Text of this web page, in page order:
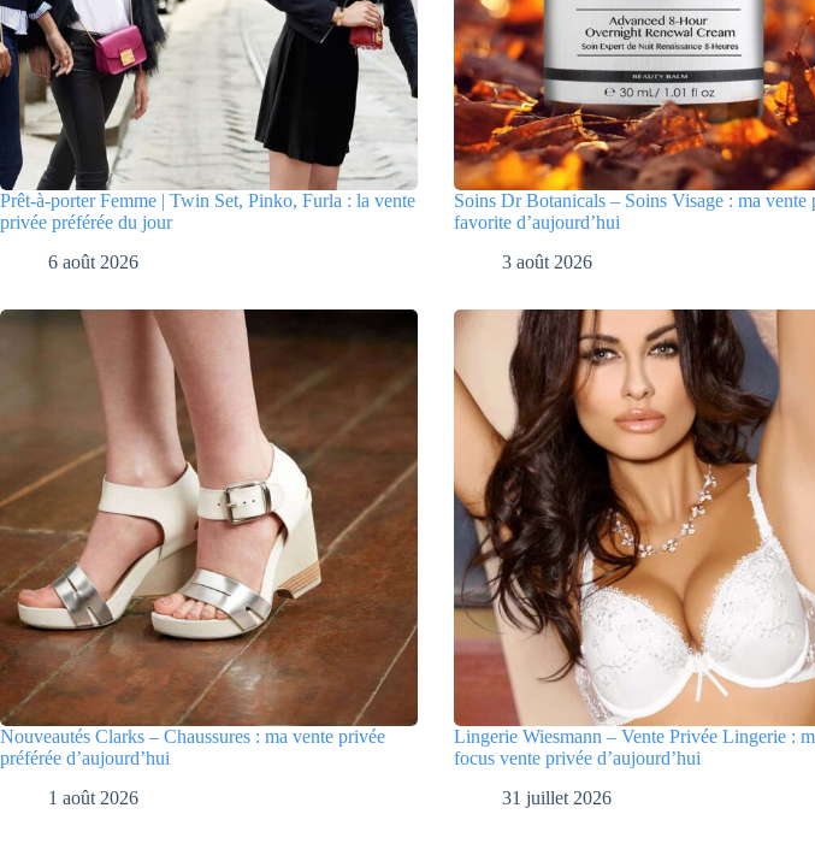
Prêt-à-porter Femme | Twin Set, Pinko, Furla : la vente
privée préférée du jour
6 août 2026
Soins Dr Botanicals – Soins Visage : ma vente
favorite d’aujourd’hui
3 août 2026
Nouveautés Clarks – Chaussures : ma vente privée
préférée d’aujourd’hui
1 août 2026
Lingerie Wiesmann – Vente Privée Lingerie :
focus vente privée d’aujourd’hui
31 juillet 2026